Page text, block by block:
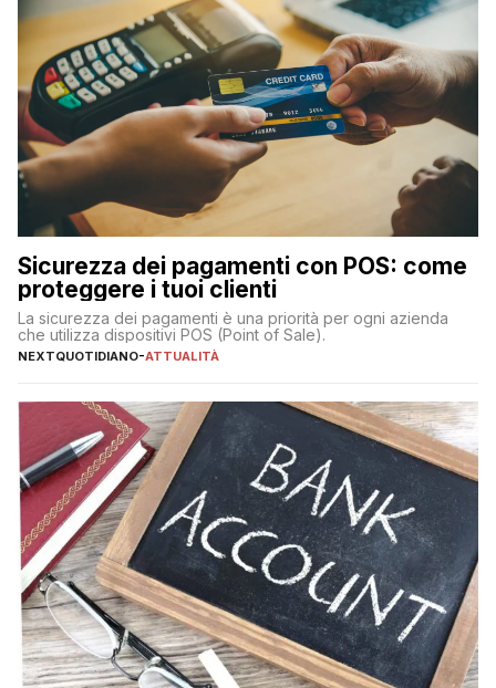
Sicurezza dei pagamenti con POS: come
proteggere i tuoi clienti
La sicurezza dei pagamenti è una priorità per ogni azienda
che utilizza dispositivi POS (Point of Sale).
NEXTQUOTIDIANO-ATTUALITÀ